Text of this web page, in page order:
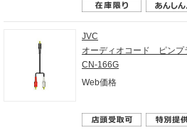
JVC
オーディオコード ピンプ
CN-166G
Web価格